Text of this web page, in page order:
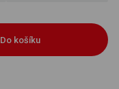
Do košíku